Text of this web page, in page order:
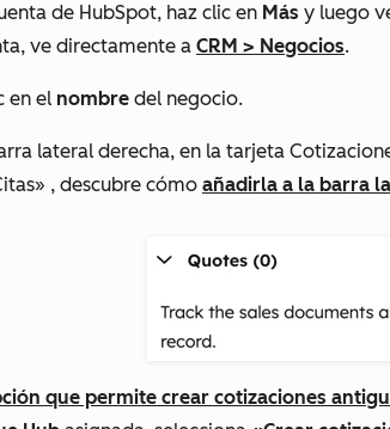
de HubSpot, haz clic en Más y luego
ve directamente a CRM > Negocios.
en el nombre del negocio.
lateral derecha, en la tarjeta
, descubre cómo añadirla a la barra
que permite crear cotizaciones